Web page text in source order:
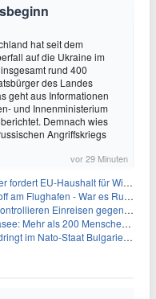
hat seit dem
auf die Ukraine im
rund 400
des Landes
geht aus Informationen
und Innenministerium
Demnach wies
Angriffskriegs
vor 29 Minuten
EU-Haushalt für Wirtschaftsumbau
Flughafen - War es Russland?
Einreisen gegenseitig
als 200 Menschen evakuiert
im Nato-Staat Bulgarien ein